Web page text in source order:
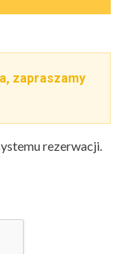
zapraszamy
rezerwacji.